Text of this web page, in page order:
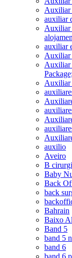
Auxiliar
auxiliar
Auxiliar
auxiliar
Auxiliar
Auxiliar
Auxiliar
auxilio
Aveiro
B
Baby
Back
back
Bahrain
Baixo
Band 5
band 5
band 6
band 6